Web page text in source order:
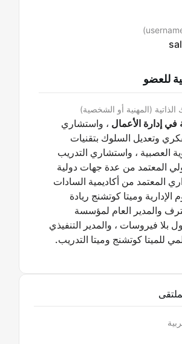
للعضو
(المهنية أو الشخصية)
في إدارة الأعمال ، واستشاري
وتعديل السلوك بتقنيات
العصبية ، واستشاري التدريب
المعتمد من عدة جهات دولية
المعتمد من أكاديمية السادات
الإدارية وميتا كوتشنج ريادة
والمدير العام لمؤسسة
بلا فيروسات ، والمدير التنفيذي
للميتا كوتشنج وميتا التدريب.